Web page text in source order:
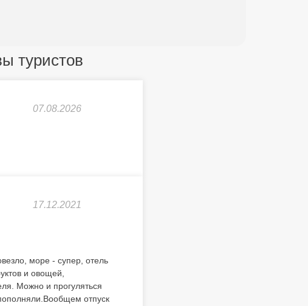
туристов
07.08.2026
17.12.2021
море - супер, отель
и овощей,
Можно и прогуляться
отпуск